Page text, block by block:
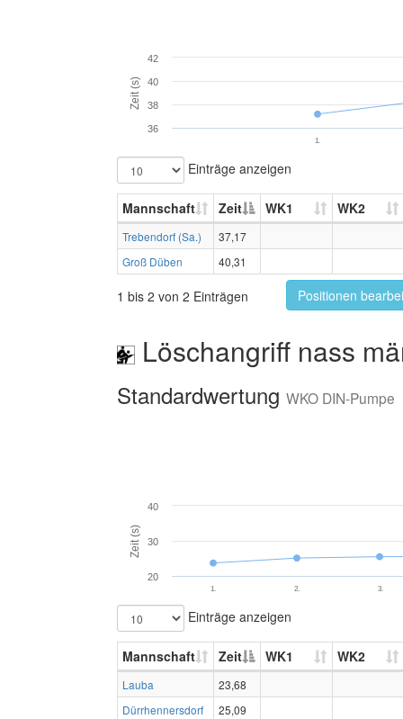
Zeit (s)
1.
36
38
40
42
Einträge anzeigen
Mannschaft Zeit WK1 WK2
Trebendorf (Sa.)
37,17
Groß Düben
40,31
1 bis 2 von 2 Einträgen Positionen
Löschangriff nass
Standardwertung WKO DIN-Pumpe
Zeit (s)
1. 2. 3.
20
30
40
Einträge anzeigen
Mannschaft Zeit WK1 WK2
Lauba
23,68
Dürrhennersdorf
25,09